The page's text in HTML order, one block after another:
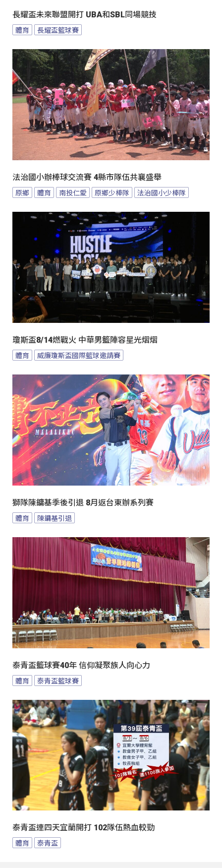
長耀盃未來聯盟開打 UBA和SBL同場競技
體育 長耀盃籃球賽
法治國小辦棒球交流賽 4縣市隊伍共襄盛舉
原鄉 體育 南投仁愛 原鄉少棒隊 法治國小少棒隊
瓊斯盃8/14燃戰火 中華男籃陣容星光熠熠
體育 威廉瓊斯盃國際籃球邀請賽
獅隊陳鏞基季後引退 8月返台東辦系列賽
體育 陳鏞基引退
泰青盃籃球賽40年 信仰凝聚族人向心力
體育 泰青盃籃球賽
泰青盃連四天宜蘭開打 102隊伍熱血較勁
體育 泰青盃